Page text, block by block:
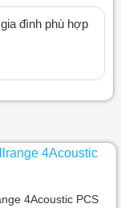
đình phù hợp
4Acoustic PCS